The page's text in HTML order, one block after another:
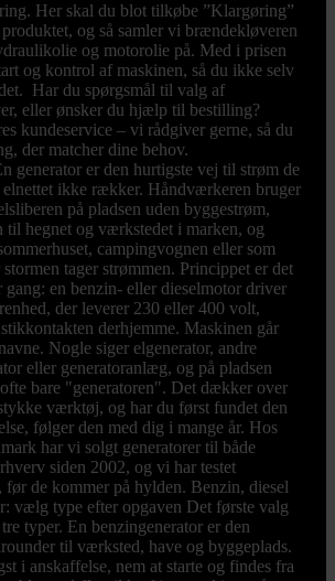
Her skal du blot tilkøbe ”Klargøring”
produktet, og så samler vi brændekløveren
og motorolie på. Med i prisen
og kontrol af maskinen, så du ikke selv
Har du spørgsmål til valg af
eller ønsker du hjælp til bestilling?
kundeservice – vi rådgiver gerne, så du
der matcher dine behov.
generator er den hurtigste vej til strøm de
elnettet ikke rækker. Håndværkeren bruger
på pladsen uden byggestrøm,
til hegnet og værkstedet i marken, og
campingvognen eller som
tager strømmen. Princippet er det
gang: en benzin- eller dieselmotor driver
der leverer 230 eller 400 volt,
derhjemme. Maskinen går
Nogle siger elgenerator, andre
eller generatoranlæg, og på pladsen
bare "generatoren". Det dækker over
værktøj, og har du først fundet den
følger den med dig i mange år. Hos
har vi solgt generatorer til både
siden 2002, og vi har testet
før de kommer på hylden. Benzin, diesel
vælg type efter opgaven Det første valg
typer. En benzingenerator er den
til værksted, have og byggeplads.
i anskaffelse, nem at starte og findes fra